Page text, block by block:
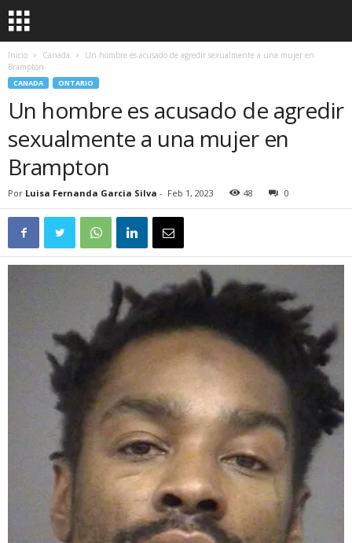
Inicio Canada
Un hombre es acusado de agredir sexualmente a una mujer en
Brampton
CANADA ONTARIO
Un hombre es acusado de agredir
sexualmente a una mujer en
Brampton
Por Luisa Fernanda Garcia Silva - Feb 1, 2023 48 0